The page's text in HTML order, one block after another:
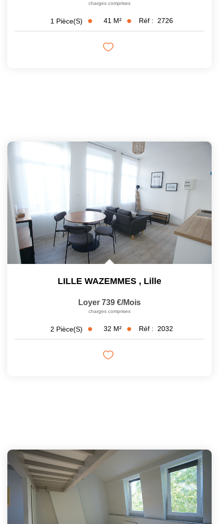
charges comprises
1 Pièce(s) 41 M² Réf : 2726
LILLE WAZEMMES , Lille
Loyer 739 €/mois
charges comprises
2 Pièce(s) 32 M² Réf : 2032